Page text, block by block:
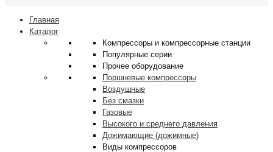
Главная
Каталог
Компрессоры и компрессорные станции
Популярные серии
Прочее оборудование
Поршневые компрессоры
Воздушные
Без смазки
Газовые
Высокого и среднего давления
Дожимающие (дожимные)
Виды компрессоров